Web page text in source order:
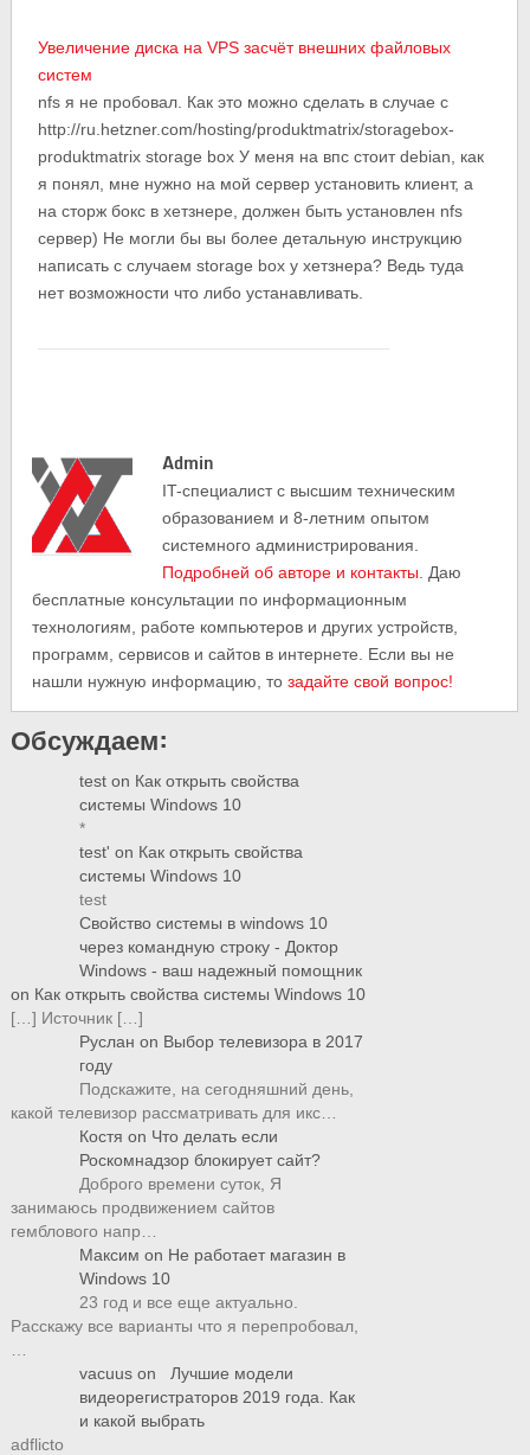
Увеличение диска на VPS засчёт внешних файловых
систем
nfs я не пробовал. Как это можно сделать в случае с
http://ru.hetzner.com/hosting/produktmatrix/storagebox-
produktmatrix storage box У меня на впс стоит debian, как
я понял, мне нужно на мой сервер установить клиент, а
на сторж бокс в хетзнере, должен быть установлен nfs
сервер) Не могли бы вы более детальную инструкцию
написать с случаем storage box у хетзнера? Ведь туда
нет возможности что либо устанавливать.
Admin
IT-cпециалист с высшим техническим
образованием и 8-летним опытом
системного администрирования.
Подробней об авторе и контакты . Даю
бесплатные консультации по информационным
технологиям, работе компьютеров и других устройств,
программ, сервисов и сайтов в интернете. Если вы не
нашли нужную информацию, тозадайте свой вопрос!
Обсуждаем:
test on Как открыть свойства
системы Windows 10
*
test' on Как открыть свойства
системы Windows 10
test
Свойство системы в windows 10
через командную строку - Доктор
Windows - ваш надежный помощник
on Как открыть свойства системы Windows 10
[…] Источник […]
Руслан on Выбор телевизора в 2017
году
Подскажите, на сегодняшний день,
какой телевизор рассматривать для икс…
Костя on Что делать если
Роскомнадзор блокирует сайт?
Доброго времени суток, Я
занимаюсь продвижением сайтов
гемблового напр…
Максим on Не работает магазин в
Windows 10
23 год и все еще актуально.
Расскажу все варианты что я перепробовал,
vacuus on
Лучшие модели
видеорегистраторов 2019 года. Как
и какой выбрать
adflicto